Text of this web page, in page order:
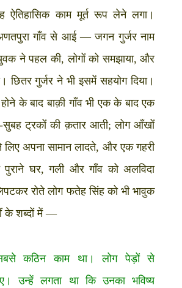
काम मूर्त रूप लेने लगा।
गाँव से आई — जगन गुर्जर नाम
ने पहल की, लोगों को समझाया, और
छितर गुर्जर ने भी इसमें सहयोग दिया।
के बाद बाक़ी गाँव भी एक के बाद एक
ट्रकों की क़तार आती; लोग आँखों
अपना सामान लादते, और एक गहरी
पुराने घर, गली और गाँव को अलविदा
रोते लोग फतेह सिंह को भी भावुक
के शब्दों में —
कठिन काम था। लोग पेड़ों से
उन्हें लगता था कि उनका भविष्य